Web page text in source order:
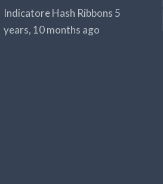
Indicatore Hash Ribbons 5
years, 10 months ago